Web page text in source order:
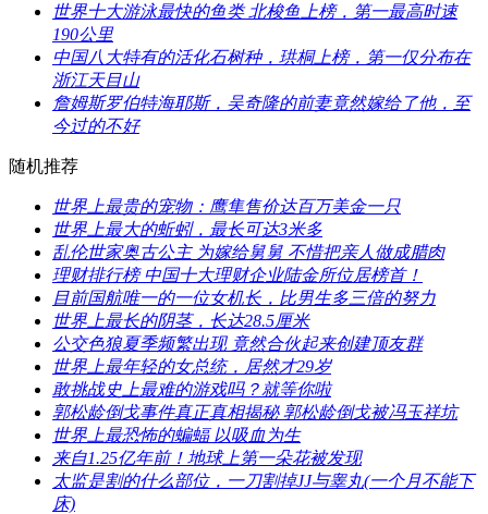
​世界十大游泳最快的鱼类 北梭鱼上榜，第一最高时速
190公里
​中国八大特有的活化石树种，珙桐上榜，第一仅分布在
浙江天目山
​詹姆斯罗伯特海耶斯，吴奇隆的前妻竟然嫁给了他，至
今过的不好
随机推荐
​世界上最贵的宠物：鹰隼售价达百万美金一只
​世界上最大的蚯蚓，最长可达3米多
​乱伦世家奥古公主 为嫁给舅舅 不惜把亲人做成腊肉
​理财排行榜 中国十大理财企业陆金所位居榜首！
​目前国航唯一的一位女机长，比男生多三倍的努力
​世界上最长的阴茎，长达28.5厘米
​公交色狼夏季频繁出现 竟然合伙起来创建顶友群
​世界上最年轻的女总统，居然才29岁
​敢挑战史上最难的游戏吗？就等你啦
​郭松龄倒戈事件真正真相揭秘 郭松龄倒戈被冯玉祥坑
​世界上最恐怖的蝙蝠 以吸血为生
​来自1.25亿年前！地球上第一朵花被发现
​太监是割的什么部位，一刀割掉JJ与睾丸(一个月不能下
床)